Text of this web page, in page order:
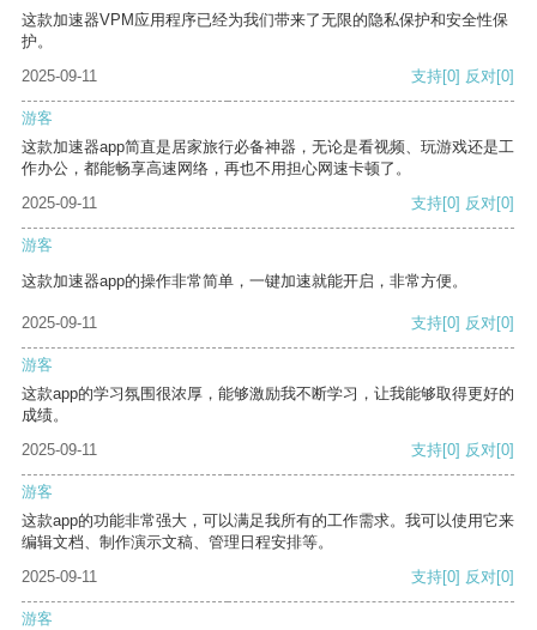
这款加速器VPM应用程序已经为我们带来了无限的隐私保护和安全性保
护。
2025-09-11
支持[0] 反对[0]
游客
这款加速器app简直是居家旅行必备神器，无论是看视频、玩游戏还是工
作办公，都能畅享高速网络，再也不用担心网速卡顿了。
2025-09-11
支持[0] 反对[0]
游客
这款加速器app的操作非常简单，一键加速就能开启，非常方便。
2025-09-11 支持[0] 反对[0]
游客
这款app的学习氛围很浓厚，能够激励我不断学习，让我能够取得更好的
成绩。
2025-09-11
支持[0] 反对[0]
游客
这款app的功能非常强大，可以满足我所有的工作需求。我可以使用它来
编辑文档、制作演示文稿、管理日程安排等。
2025-09-11
支持[0] 反对[0]
游客